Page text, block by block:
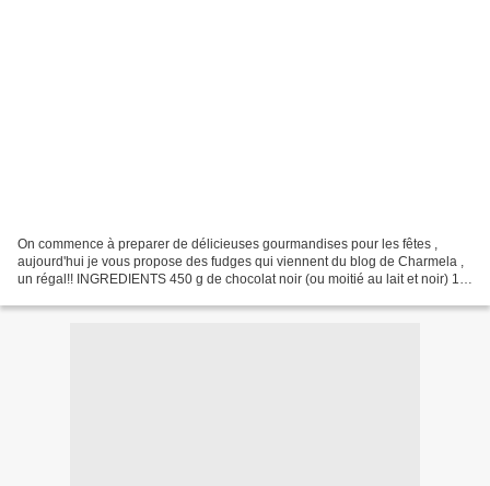
On commence à preparer de délicieuses gourmandises pour les fêtes ,
aujourd'hui je vous propose des fudges qui viennent du blog de Charmela ,
un régal!! INGREDIENTS 450 g de chocolat noir (ou moitié au lait et noir) 1